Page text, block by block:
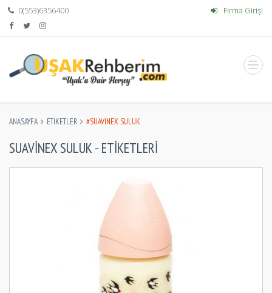
0(553)6356400 Firma Girişi
ANASAYFA ETIKETLER #SUAVINEX SULUK
SUAVINEX SULUK - ETIKETLERI